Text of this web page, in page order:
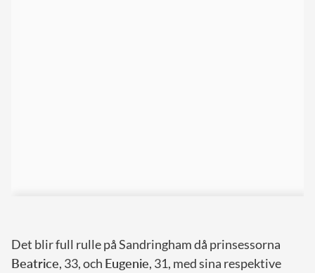
Det blir full rulle på Sandringham då prinsessorna
Beatrice, 33, och Eugenie, 31, med sina respektive